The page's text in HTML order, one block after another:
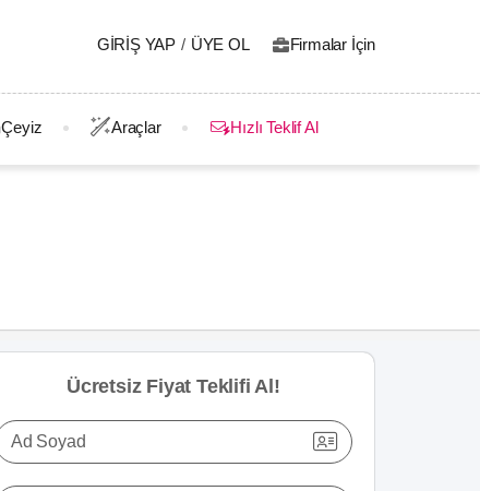
GIRIŞ YAP / ÜYE OL Firmalar İçin
Çeyiz Araçlar Hızlı Teklif Al
Ücretsiz Fiyat Teklifi Al!
Ad Soyad